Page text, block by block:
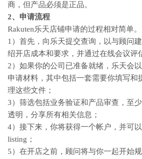
商，但产品必须是正品。
2、申请流程
Rakuten乐天店铺申请的过程相对简单。
1）首先，向乐天提交查询，以与顾问
绍开店成本和要求，并通过在线会议评
2）如果你的公司已准备就绪，乐天会
申请材料，其中包括一套需要你填写和
理这些文件；
3）筛选包括业务验证和产品审查，至
透明，分享所有相关信息；
4）接下来，你将获得一个帐户，并可
listing；
5）在开店之前，顾问将与你一起开始